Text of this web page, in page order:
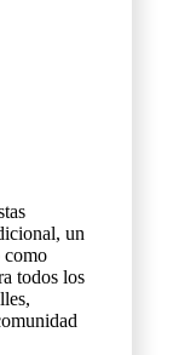
un
como
todos los